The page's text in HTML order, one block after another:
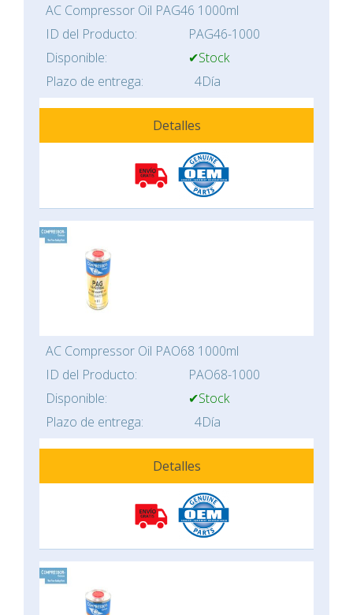
AC Compressor Oil PAG46 1000ml
ID del Producto:
PAG46-1000
Disponible:
✔Stock
Plazo de entrega:
4Día
Detalles
AC Compressor Oil PAO68 1000ml
ID del Producto:
PAO68-1000
Disponible:
✔Stock
Plazo de entrega:
4Día
Detalles